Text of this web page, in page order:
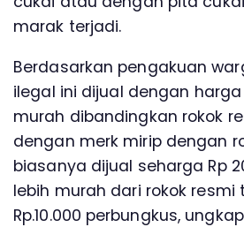
marak terjadi.
Berdasarkan pengakuan
ilegal ini dijual dengan
murah dibandingkan rokok
dengan merk mirip dengan
biasanya dijual seharga Rp
lebih murah dari rokok resmi
Rp.10.000 perbungkus,